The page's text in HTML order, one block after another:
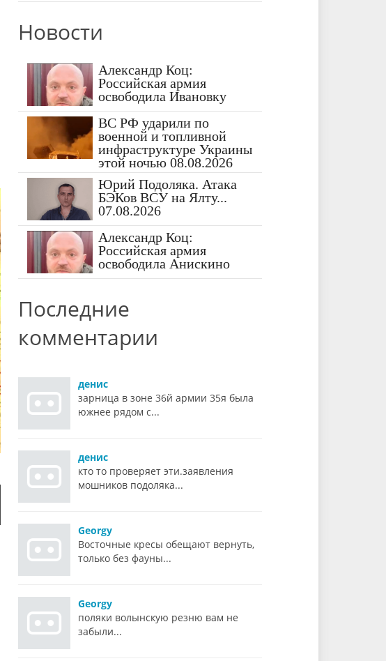
Новости
Александр Коц:
Российская армия
освободила Ивановку
ВС РФ ударили по
военной и топливной
инфраструктуре Украины
этой ночью 08.08.2026
Юрий Подоляка. Атака
БЭКов ВСУ на Ялту...
07.08.2026
Александр Коц:
Российская армия
освободила Анискино
Последние
комментарии
денис
зарница в зоне 36й армии 35я была
южнее рядом с...
денис
кто то проверяет эти.заявления
мошников подоляка...
Georgy
Восточные кресы обещают вернуть,
только без фауны...
Georgy
поляки волынскую резню вам не
забыли...